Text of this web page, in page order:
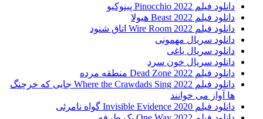
دانلود فیلم Pinocchio 2022 پینوکیو
دانلود فیلم Beast 2022 هیولا
دانلود فیلم Wire Room 2022 اتاق شنود
دانلود سریال مهمونی
دانلود سریال یاغی
دانلود سریال خون سرد
دانلود فیلم 2022 Dead Zone منطقه مرده
دانلود فیلم Where the Crawdads Sing 2022 جایی که خرچنگ
ها آواز می خوانند
دانلود فیلم 2020 Invisible Evidence گواه نامرئی